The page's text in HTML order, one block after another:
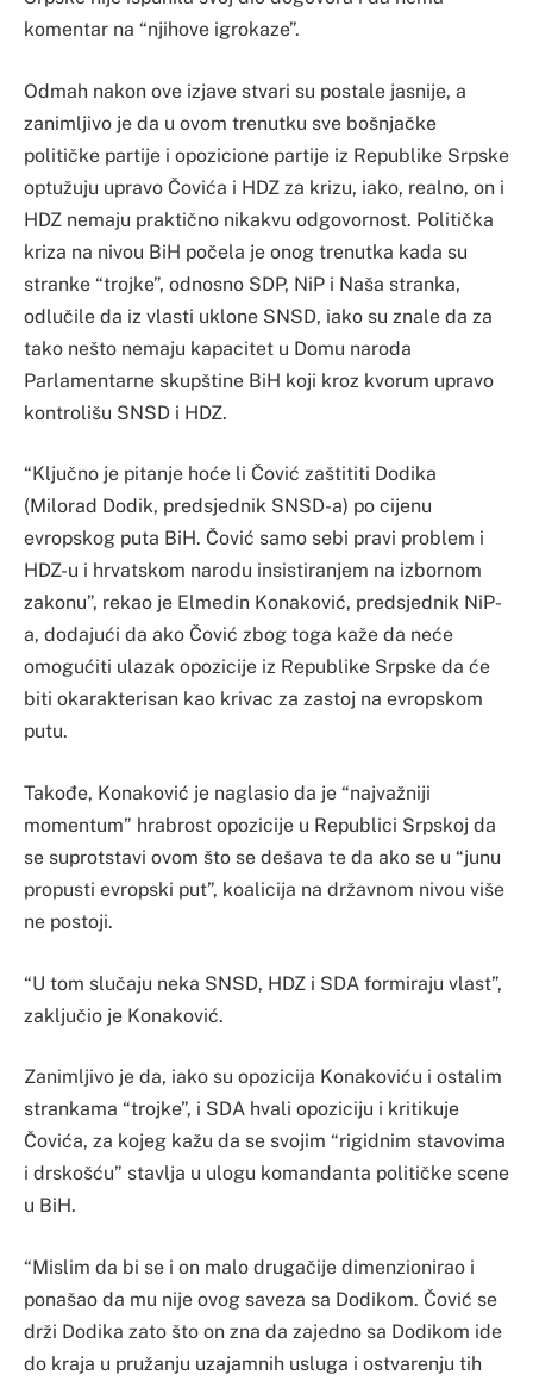
komentar na “njihove igrokaze”.
Odmah nakon ove izjave stvari su postale jasnije, a
zanimljivo je da u ovom trenutku sve bošnjačke
političke partije i opozicione partije iz Republike Srpske
optužuju upravo Čovića i HDZ za krizu, iako, realno, on i
HDZ nemaju praktično nikakvu odgovornost. Politička
kriza na nivou BiH počela je onog trenutka kada su
stranke “trojke”, odnosno SDP, NiP i Naša stranka,
odlučile da iz vlasti uklone SNSD, iako su znale da za
tako nešto nemaju kapacitet u Domu naroda
Parlamentarne skupštine BiH koji kroz kvorum upravo
kontrolišu SNSD i HDZ.
“Ključno je pitanje hoće li Čović zaštititi Dodika
(Milorad Dodik, predsjednik SNSD-a) po cijenu
evropskog puta BiH. Čović samo sebi pravi problem i
HDZ-u i hrvatskom narodu insistiranjem na izbornom
zakonu”, rekao je Elmedin Konaković, predsjednik NiP-
a, dodajući da ako Čović zbog toga kaže da neće
omogućiti ulazak opozicije iz Republike Srpske da će
biti okarakterisan kao krivac za zastoj na evropskom
putu.
Takođe, Konaković je naglasio da je “najvažniji
momentum” hrabrost opozicije u Republici Srpskoj da
se suprotstavi ovom što se dešava te da ako se u “junu
propusti evropski put”, koalicija na državnom nivou više
ne postoji.
“U tom slučaju neka SNSD, HDZ i SDA formiraju vlast”,
zaključio je Konaković.
Zanimljivo je da, iako su opozicija Konakoviću i ostalim
strankama “trojke”, i SDA hvali opoziciju i kritikuje
Čovića, za kojeg kažu da se svojim “rigidnim stavovima
i drskošću” stavlja u ulogu komandanta političke scene
u BiH.
“Mislim da bi se i on malo drugačije dimenzionirao i
ponašao da mu nije ovog saveza sa Dodikom. Čović se
drži Dodika zato što on zna da zajedno sa Dodikom ide
do kraja u pružanju uzajamnih usluga i ostvarenju tih